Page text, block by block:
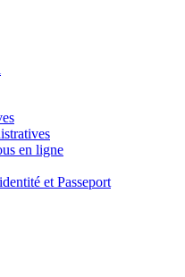
en ligne
et Passeport